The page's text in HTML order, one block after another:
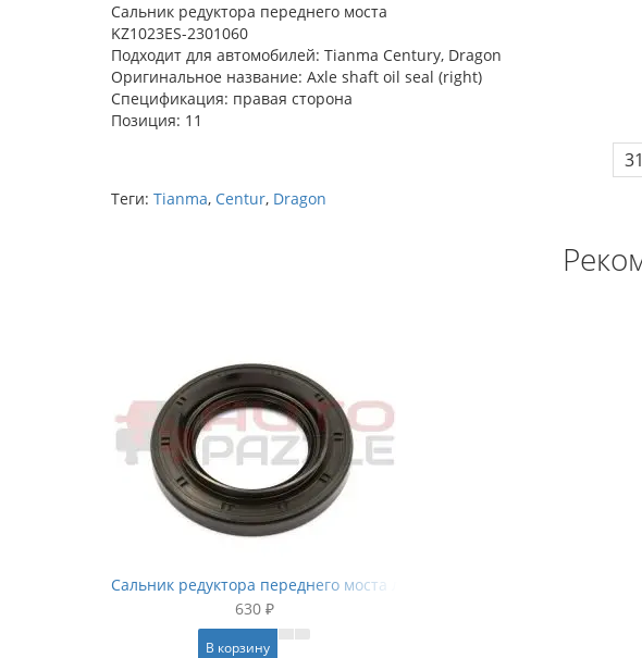
Сальник редуктора переднего моста
KZ1023ES-2301060
Подходит для автомобилей: Tianma Century, Dragon
Оригинальное название: Axle shaft oil seal (right)
Спецификация: правая сторона
Позиция: 11
Теги: Tianma, Centur, Dragon
Сальник редуктора переднего моста левый Tianma Century, Dragon
630 ₽
В корзину